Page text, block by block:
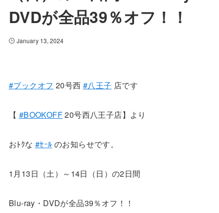
DVDが全品39％オフ！！
January 13, 2024
#ブックオフ 20号西 #八王子 店です
【 #BOOKOFF20号西八王子店】より
おﾄｸな #ｾｰﾙ のお知らせです。
1月13日（土）～14日（日）の2日間
Blu-ray・DVDが全品39％オフ！！